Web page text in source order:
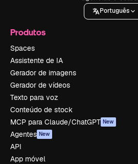
Português
Produtos
Spaces
Assistente de IA
Gerador de imagens
Gerador de vídeos
Texto para voz
Conteúdo de stock
MCP para Claude/ChatGPT New
Agentes New
API
App móvel